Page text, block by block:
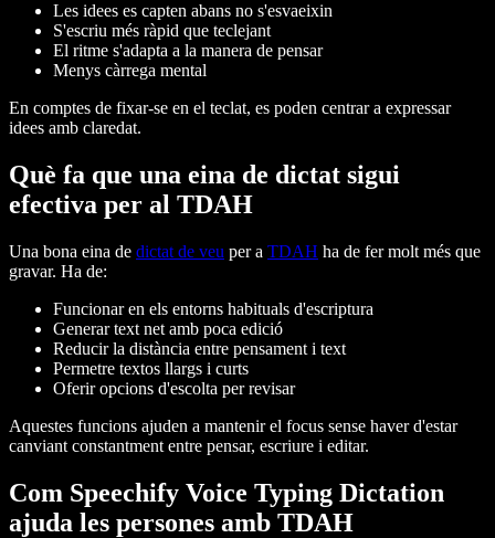
Les idees es capten abans no s'esvaeixin
S'escriu més ràpid que teclejant
El ritme s'adapta a la manera de pensar
Menys càrrega mental
En comptes de fixar-se en el teclat, es poden centrar a expressar
idees amb claredat.
Què fa que una eina de dictat sigui
efectiva per al TDAH
Una bona eina de dictat de veu per a TDAH ha de fer molt més que
gravar. Ha de:
Funcionar en els entorns habituals d'escriptura
Generar text net amb poca edició
Reducir la distància entre pensament i text
Permetre textos llargs i curts
Oferir opcions d'escolta per revisar
Aquestes funcions ajuden a mantenir el focus sense haver d'estar
canviant constantment entre pensar, escriure i editar.
Com Speechify Voice Typing Dictation
ajuda les persones amb TDAH